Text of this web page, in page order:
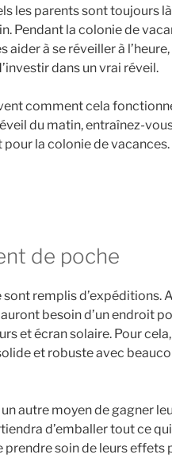
les parents sont toujours
Pendant la colonie de
aider à se réveiller à
dans un vrai réveil.
comment cela
du matin, entraînez-
la colonie de vacances.
de poche
sont remplis d’expéditions.
besoin d’un endroit
et écran solaire. Pour
et robuste avec
autre moyen de gagner
d’emballer tout ce
prendre soin de leurs effets